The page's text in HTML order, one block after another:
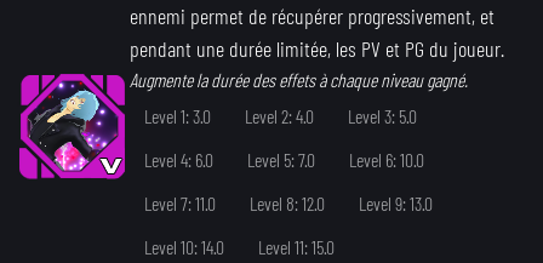
ennemi permet de récupérer progressivement, et
pendant une durée limitée, les PV et PG du joueur.
Augmente la durée des effets à chaque niveau gagné.
Level 1: 3.0
Level 2: 4.0
Level 3: 5.0
Level 4: 6.0
Level 5: 7.0
Level 6: 10.0
Level 7: 11.0
Level 8: 12.0
Level 9: 13.0
Level 10: 14.0
Level 11: 15.0